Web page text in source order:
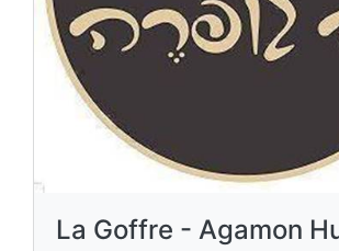
La Goffre - Agamon